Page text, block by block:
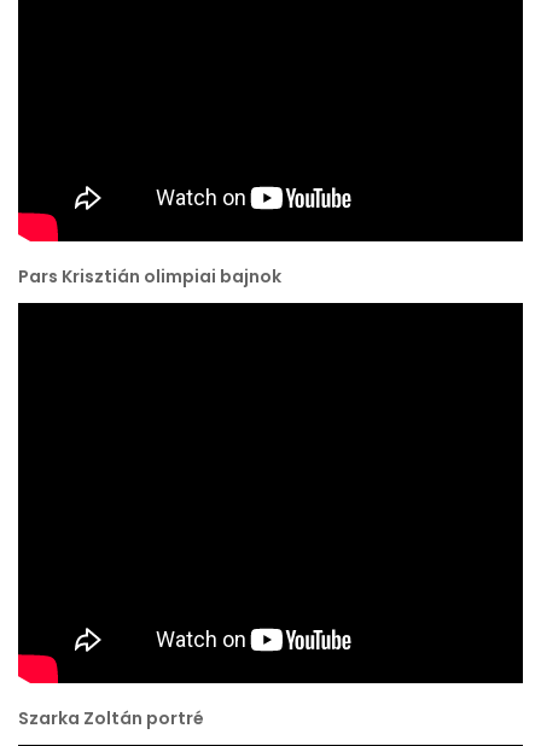
Pars Krisztián olimpiai bajnok
Szarka Zoltán portré